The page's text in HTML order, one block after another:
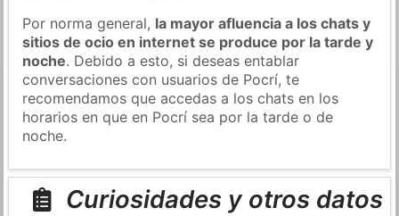
Por norma general, la mayor afluencia a los chats y
sitios de ocio en internet se produce por la tarde y
noche. Debido a esto, si deseas entablar
conversaciones con usuarios de Pocrí, te
recomendamos que accedas a los chats en los
horarios en que en Pocrí sea por la tarde o de
noche.
Curiosidades y otros datos